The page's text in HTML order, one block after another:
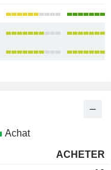
Achat
ACHETER